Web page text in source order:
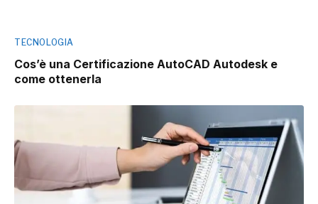
TECNOLOGIA
Cos’è una Certificazione AutoCAD Autodesk e
come ottenerla